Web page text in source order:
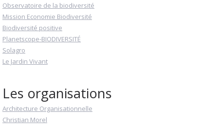
Observatoire de la biodiversité
Mission Economie Biodiversité
Biodiversité positive
Planetscope-BIODIVERSITÉ
Solagro
Le Jardin Vivant
Les organisations
Architecture Organisationnelle
Christian Morel